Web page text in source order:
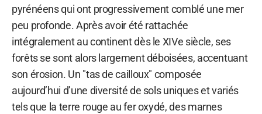
pyrénéens qui ont progressivement comblé une mer
peu profonde. Après avoir été rattachée
intégralement au continent dès le XIVe siècle, ses
forêts se sont alors largement déboisées, accentuant
son érosion. Un "tas de cailloux" composée
aujourd’hui d’une diversité de sols uniques et variés
tels que la terre rouge au fer oxydé, des marnes